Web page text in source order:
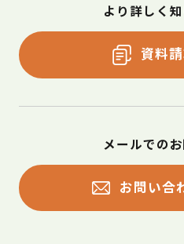
より詳しく
資料
メールでの
お問い合